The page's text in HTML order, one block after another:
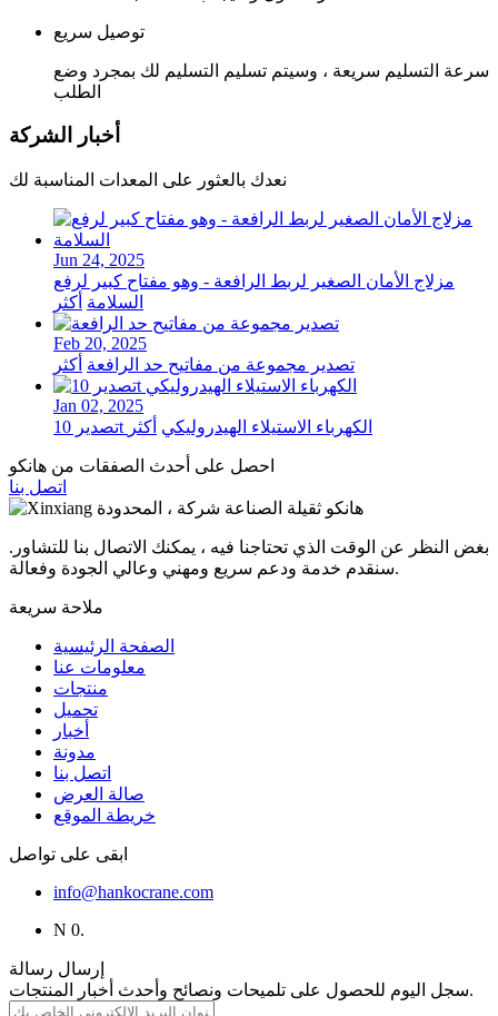
توصيل سريع
سرعة التسليم سريعة ، وسيتم تسليم التسليم لك بمجرد وضع
الطلب
أخبار الشركة
نعدك بالعثور على المعدات المناسبة لك
Jun 24, 2025
مزلاج الأمان الصغير لربط الرافعة - وهو مفتاح كبير لرفع
السلامة أكثر
Feb 20, 2025
تصدير مجموعة من مفاتيح حد الرافعة أكثر
Jan 02, 2025
تصدير 10t الكهرباء الاستيلاء الهيدروليكي أكثر
احصل على أحدث الصفقات من هانكو
اتصل بنا
بغض النظر عن الوقت الذي تحتاجنا فيه ، يمكنك الاتصال بنا للتشاور.
سنقدم خدمة ودعم سريع ومهني وعالي الجودة وفعالة.
ملاحة سريعة
الصفحة الرئيسية
معلومات عنا
منتجات
تحميل
أخبار
مدونة
اتصل بنا
صالة العرض
خريطة الموقع
ابقى على تواصل
info@hankocrane.com
N 0.
إرسال رسالة
سجل اليوم للحصول على تلميحات ونصائح وأحدث أخبار المنتجات.